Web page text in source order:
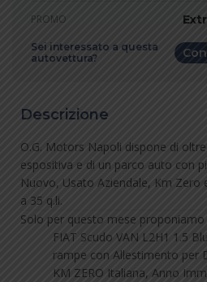
PROMO
Sei interessato a questa
autovettura?
Descrizione
O.G. Motors Napoli dispone di
espositiva e di un parco auto con
Nuovo, Usato Aziendale, Km Zero
a 35 q.li.
Solo per questo mese
FIAT Scudo VAN L2H1 1.5
rampe con Allestimento per
KM ZERO Italiana, Anno